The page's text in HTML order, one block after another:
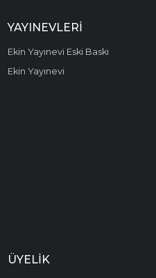
YAYINEVLERI
Ekin Yayınevi Eski Baskı
Ekin Yayınevi
ÜYELIK